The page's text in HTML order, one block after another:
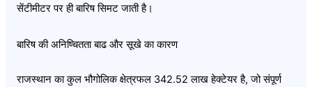
सेंटीमीटर पर ही बारिष सिमट जाती है।
बारिष की अनिष्चितता बाढ और सूखे का कारण
राजस्थान का कुल भौगोलिक क्षेत्रफल 342.52 लाख हेक्टेयर है, जो संपूर्ण